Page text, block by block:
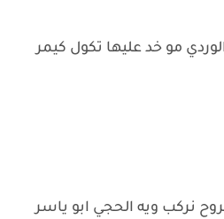
مو خد عليها تكول كيمر
نركب ويه الحجي ابو ياسر